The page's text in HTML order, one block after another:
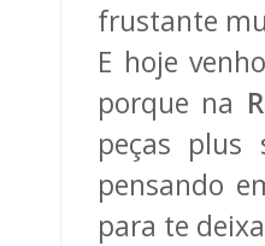
frustante
E hoje
porque na
peças
pensando
para te